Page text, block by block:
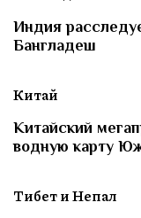
Индия
Бангладеш
Китай
Китайский
водную карту
Тибет и Непал